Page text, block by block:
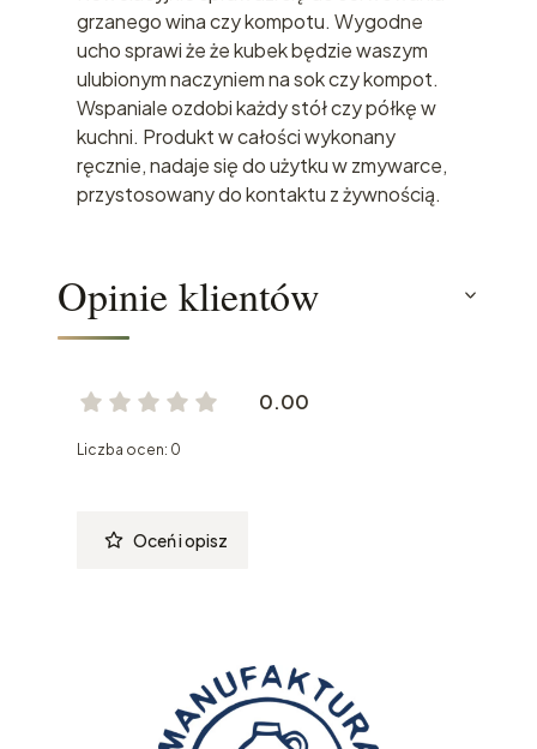
grzanego wina czy kompotu. Wygodne
ucho sprawi że że kubek będzie waszym
ulubionym naczyniem na sok czy kompot.
Wspaniale ozdobi każdy stół czy półkę w
kuchni. Produkt w całości wykonany
ręcznie, nadaje się do użytku w zmywarce,
przystosowany do kontaktu z żywnością.
Opinie klientów
0.00
Liczba ocen: 0
Oceń i opisz